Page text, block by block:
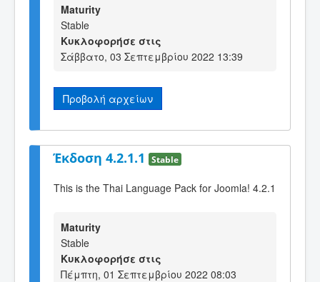
Maturity
Stable
Κυκλοφορήσε στις
Σάββατο, 03 Σεπτεμβρίου 2022 13:39
Προβολή αρχείων
Έκδοση 4.2.1.1 Stable
This is the Thai Language Pack for Joomla! 4.2.1
Maturity
Stable
Κυκλοφορήσε στις
Πέμπτη, 01 Σεπτεμβρίου 2022 08:03